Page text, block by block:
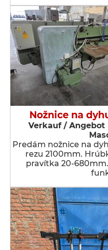
Nožnice na
Verkauf / Angebot
Predám nožnice na
rezu 2100mm.
pravítka 20-